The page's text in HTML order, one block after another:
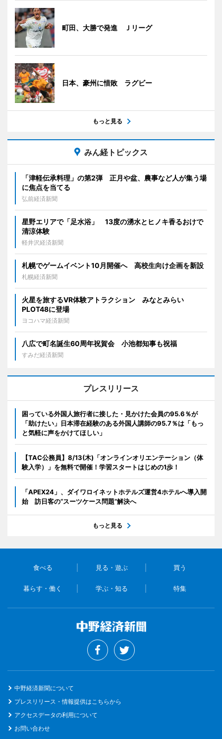
町田、大勝で発進 Ｊリーグ
日本、豪州に惜敗 ラグビー
もっと見る
みん経トピックス
「津軽伝承料理」の第2弾 正月や盆、農事など人が集う場
に焦点を当てる
弘前経済新聞
星野エリアで「足水浴」 13度の湧水とヒノキ香るおけで
清涼体験
軽井沢経済新聞
札幌でゲームイベント10月開催へ 高校生向け企画を新設
札幌経済新聞
火星を旅するVR体験アトラクション みなとみらい
PLOT48に登場
ヨコハマ経済新聞
八広で町名誕生60周年祝賀会 小池都知事も祝福
すみだ経済新聞
プレスリリース
困っている外国人旅行者に接した・見かけた会員の95.6％が
「助けたい」日本滞在経験のある外国人講師の95.7％は「もっ
と気軽に声をかけてほしい」
【TAC公務員】8/13(木)「オンラインオリエンテーション（体
験入学）」を無料で開催！学習スタートはじめの1歩！
「APEX24」、ダイワロイネットホテルズ運営4ホテルへ導入開
始 訪日客の“スーツケース問題”解決へ
もっと見る
食べる 見る・遊ぶ 買う
暮らす・働く 学ぶ・知る 特集
中野経済新聞について
プレスリリース・情報提供はこちらから
アクセスデータの利用について
お問い合わせ